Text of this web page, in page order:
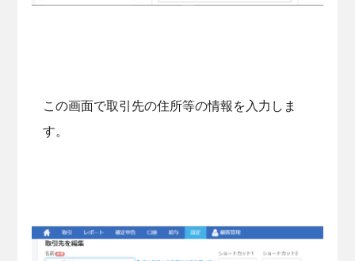
この画面で取引先の住所等の情報を入力しま
す。